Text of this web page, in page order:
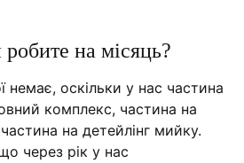
на місяць?
немає, оскільки у нас частина
комплекс, частина на
на детейлінг мийку.
через рік у нас